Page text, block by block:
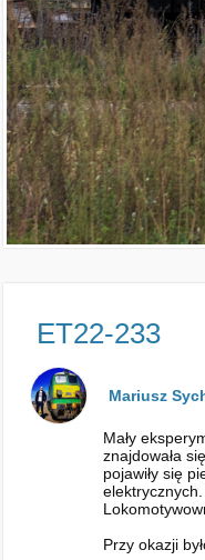
ET22-233
Mariusz
Mały
znajdowała
pojawiły się
Przy okazji